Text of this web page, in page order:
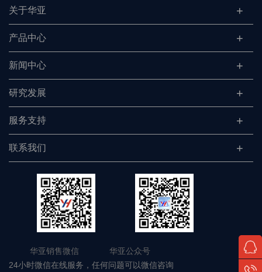
关于华亚
产品中心
新闻中心
研究发展
服务支持
联系我们
华亚销售微信 华亚公众号
24小时微信在线服务，任何问题可以微信咨询